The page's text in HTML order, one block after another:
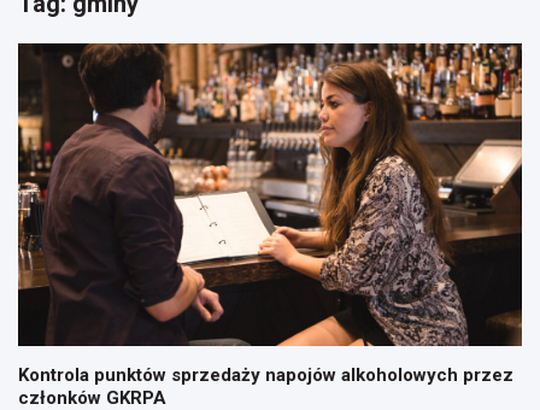
Kontrola punktów sprzedaży napojów alkoholowych przez
członków GKRPA